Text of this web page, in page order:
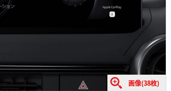
画像(38枚)